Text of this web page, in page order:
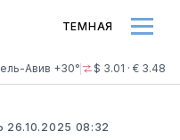
Авив +30° $ 3.01 · € 3.48
ТЕМНАЯ
26.10.2025 08:32